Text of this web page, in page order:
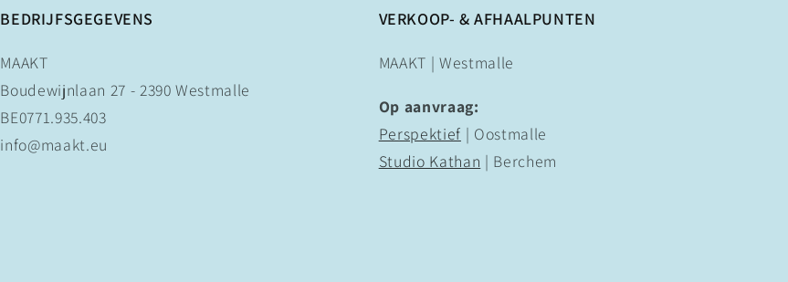
BEDRIJFSGEGEVENS
MAAKT
Boudewijnlaan 27 - 2390 Westmalle
BE0771.935.403
info@maakt.eu
VERKOOP- & AFHAALPUNTEN
MAAKT | Westmalle
Op aanvraag:
Perspektief | Oostmalle
Studio Kathan | Berchem